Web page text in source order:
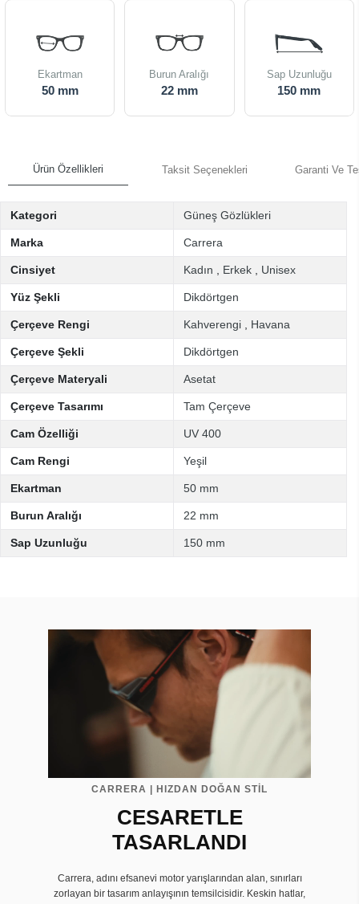
Ekartman
50 mm
Burun Aralığı
22 mm
Sap Uzunluğu
150 mm
Ürün Özellikleri Taksit Seçenekleri Garanti Ve
Kategori Güneş Gözlükleri
Marka Carrera
Cinsiyet Kadın Erkek Unisex
Yüz Şekli Dikdörtgen
Çerçeve Rengi Kahverengi Havana
Çerçeve Şekli Dikdörtgen
Çerçeve Materyali Asetat
Çerçeve Tasarımı Tam Çerçeve
Cam Özelliği UV 400
Cam Rengi Yeşil
Ekartman 50 mm
Burun Aralığı 22 mm
Sap Uzunluğu 150 mm
CARRERA | HIZDAN DOĞAN STİL
CESARETLE
TASARLANDI
Carrera, adını efsanevi motor yarışlarından alan, sınırları
zorlayan bir tasarım anlayışının temsilcisidir. Keskin hatlar,